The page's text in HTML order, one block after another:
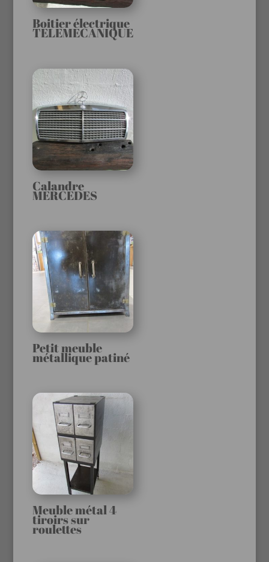
Boitier électrique
TELEMECANIQUE
Calandre
MERCEDES
Petit meuble
métallique patiné
Meuble métal 4
tiroirs sur
roulettes